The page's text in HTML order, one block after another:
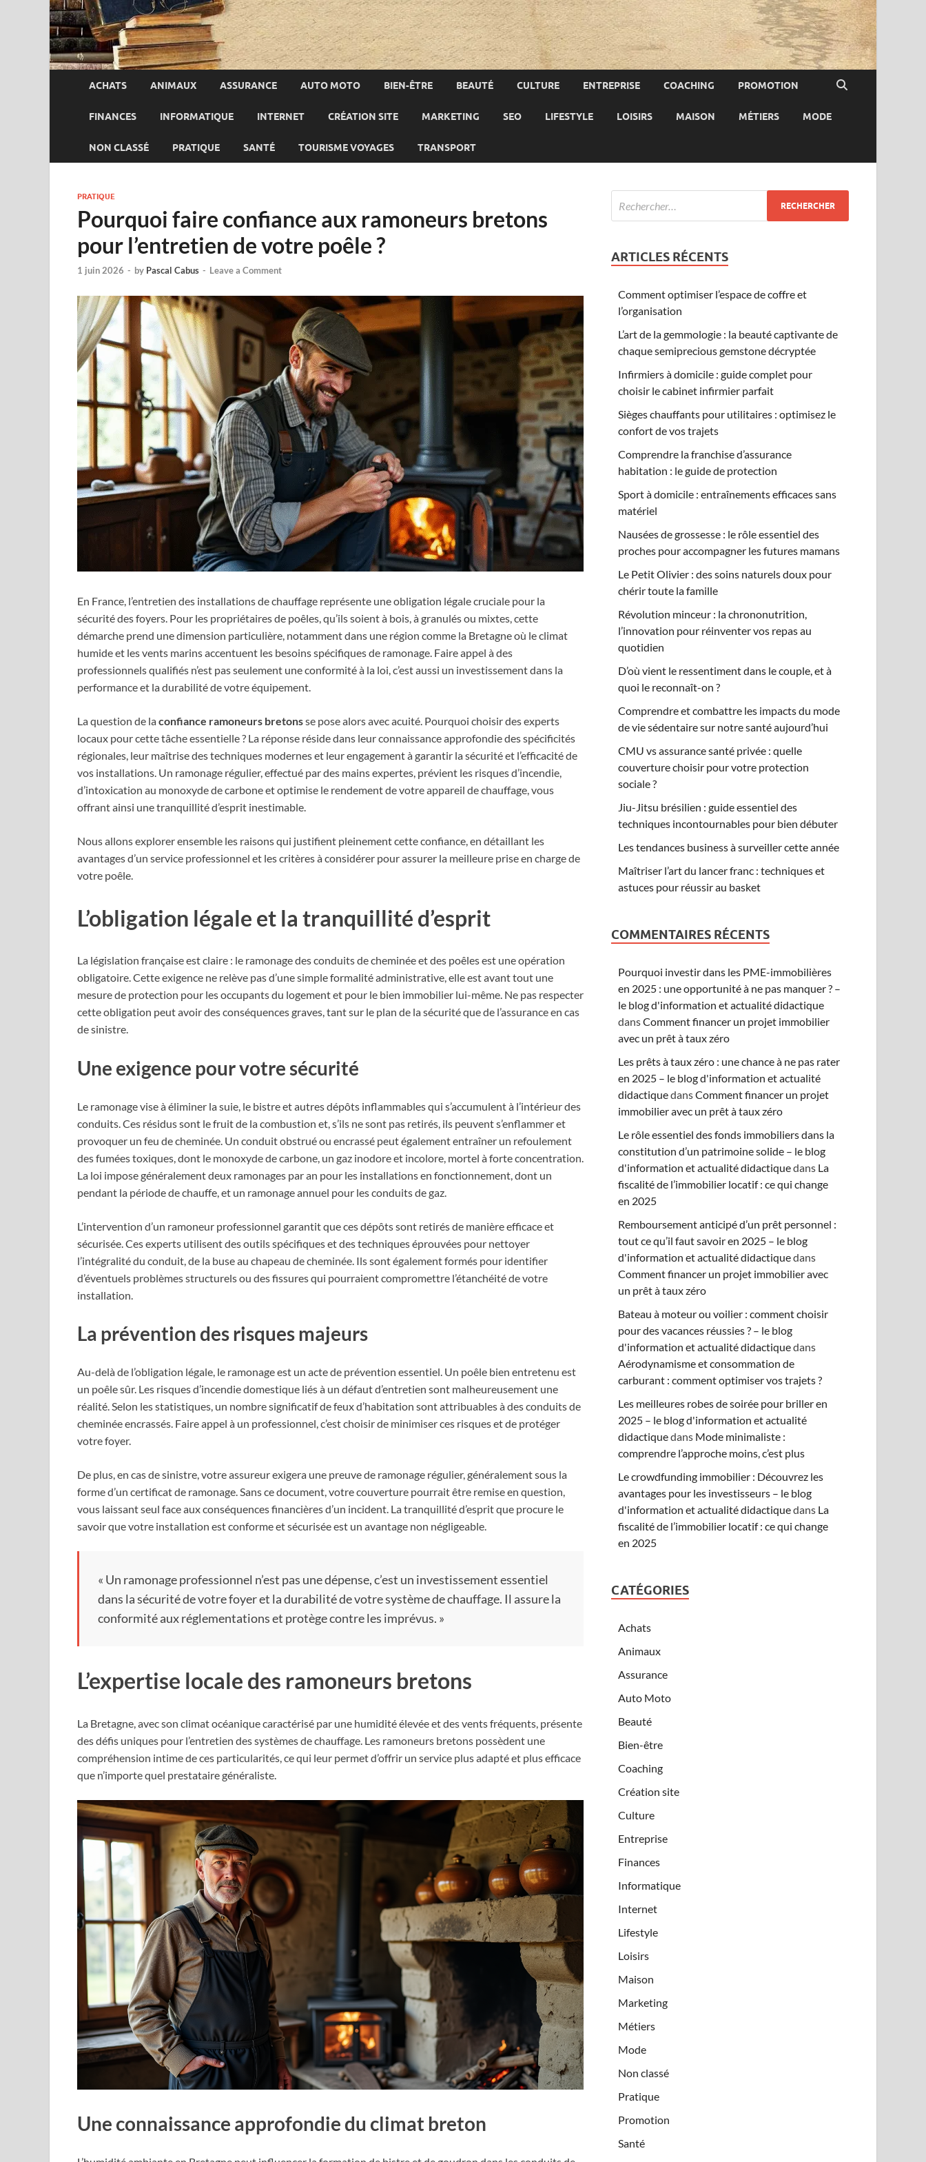
ACHATS ANIMAUX ASSURANCE AUTO MOTO BIEN-ÊTRE BEAUTÉ CULTURE ENTREPRISE COACHING PROMOTION
FINANCES INFORMATIQUE INTERNET CRÉATION SITE MARKETING SEO LIFESTYLE LOISIRS MAISON MÉTIERS MODE
NON CLASSÉ PRATIQUE SANTÉ TOURISME VOYAGES TRANSPORT
PRATIQUE
Pourquoi faire confiance aux ramoneurs bretons
pour l’entretien de votre poêle ?
1 juin 2026 - by Pascal Cabus - Leave a Comment
En France, l’entretien des installations de chauffage représente une obligation légale cruciale pour la
sécurité des foyers. Pour les propriétaires de poêles, qu’ils soient à bois, à granulés ou mixtes, cette
démarche prend une dimension particulière, notamment dans une région comme la Bretagne où le climat
humide et les vents marins accentuent les besoins spécifiques de ramonage. Faire appel à des
professionnels qualifiés n’est pas seulement une conformité à la loi, c’est aussi un investissement dans la
performance et la durabilité de votre équipement.
La question de laconfiance ramoneurs bretonsse pose alors avec acuité. Pourquoi choisir des experts
locaux pour cette tâche essentielle ? La réponse réside dans leur connaissance approfondie des spécificités
régionales, leur maîtrise des techniques modernes et leur engagement à garantir la sécurité et l’efficacité de
vos installations. Un ramonage régulier, effectué par des mains expertes, prévient les risques d’incendie,
d’intoxication au monoxyde de carbone et optimise le rendement de votre appareil de chauffage, vous
offrant ainsi une tranquillité d’esprit inestimable.
Nous allons explorer ensemble les raisons qui justifient pleinement cette confiance, en détaillant les
avantages d’un service professionnel et les critères à considérer pour assurer la meilleure prise en charge de
votre poêle.
L’obligation légale et la tranquillité d’esprit
La législation française est claire : le ramonage des conduits de cheminée et des poêles est une opération
obligatoire. Cette exigence ne relève pas d’une simple formalité administrative, elle est avant tout une
mesure de protection pour les occupants du logement et pour le bien immobilier lui-même. Ne pas respecter
cette obligation peut avoir des conséquences graves, tant sur le plan de la sécurité que de l’assurance en cas
de sinistre.
Une exigence pour votre sécurité
Le ramonage vise à éliminer la suie, le bistre et autres dépôts inflammables qui s’accumulent à l’intérieur des
conduits. Ces résidus sont le fruit de la combustion et, s’ils ne sont pas retirés, ils peuvent s’enflammer et
provoquer un feu de cheminée. Un conduit obstrué ou encrassé peut également entraîner un refoulement
des fumées toxiques, dont le monoxyde de carbone, un gaz inodore et incolore, mortel à forte concentration.
La loi impose généralement deux ramonages par an pour les installations en fonctionnement, dont un
pendant la période de chauffe, et un ramonage annuel pour les conduits de gaz.
L’intervention d’un ramoneur professionnel garantit que ces dépôts sont retirés de manière efficace et
sécurisée. Ces experts utilisent des outils spécifiques et des techniques éprouvées pour nettoyer
l’intégralité du conduit, de la buse au chapeau de cheminée. Ils sont également formés pour identifier
d’éventuels problèmes structurels ou des fissures qui pourraient compromettre l’étanchéité de votre
installation.
La prévention des risques majeurs
Au-delà de l’obligation légale, le ramonage est un acte de prévention essentiel. Un poêle bien entretenu est
un poêle sûr. Les risques d’incendie domestique liés à un défaut d’entretien sont malheureusement une
réalité. Selon les statistiques, un nombre significatif de feux d’habitation sont attribuables à des conduits de
cheminée encrassés. Faire appel à un professionnel, c’est choisir de minimiser ces risques et de protéger
votre foyer.
De plus, en cas de sinistre, votre assureur exigera une preuve de ramonage régulier, généralement sous la
forme d’un certificat de ramonage. Sans ce document, votre couverture pourrait être remise en question,
vous laissant seul face aux conséquences financières d’un incident. La tranquillité d’esprit que procure le
savoir que votre installation est conforme et sécurisée est un avantage non négligeable.
« Un ramonage professionnel n’est pas une dépense, c’est un investissement essentiel
dans la sécurité de votre foyer et la durabilité de votre système de chauffage. Il assure la
conformité aux réglementations et protège contre les imprévus. »
L’expertise locale des ramoneurs bretons
La Bretagne, avec son climat océanique caractérisé par une humidité élevée et des vents fréquents, présente
des défis uniques pour l’entretien des systèmes de chauffage. Les ramoneurs bretons possèdent une
compréhension intime de ces particularités, ce qui leur permet d’offrir un service plus adapté et plus efficace
que n’importe quel prestataire généraliste.
Une connaissance approfondie du climat breton
ARTICLES RÉCENTS
Comment optimiser l’espace de coffre et
l’organisation
L’art de la gemmologie : la beauté captivante de
chaque semiprecious gemstone décryptée
Infirmiers à domicile : guide complet pour
choisir le cabinet infirmier parfait
Sièges chauffants pour utilitaires : optimisez le
confort de vos trajets
Comprendre la franchise d’assurance
habitation : le guide de protection
Sport à domicile : entraînements efficaces sans
matériel
Nausées de grossesse : le rôle essentiel des
proches pour accompagner les futures mamans
Le Petit Olivier : des soins naturels doux pour
chérir toute la famille
Révolution minceur : la chrononutrition,
l’innovation pour réinventer vos repas au
quotidien
D’où vient le ressentiment dans le couple, et à
quoi le reconnaît-on ?
Comprendre et combattre les impacts du mode
de vie sédentaire sur notre santé aujourd’hui
CMU vs assurance santé privée : quelle
couverture choisir pour votre protection
sociale ?
Jiu-Jitsu brésilien : guide essentiel des
techniques incontournables pour bien débuter
Les tendances business à surveiller cette année
Maîtriser l’art du lancer franc : techniques et
astuces pour réussir au basket
COMMENTAIRES RÉCENTS
Pourquoi investir dans les PME-immobilières
en 2025 : une opportunité à ne pas manquer ? –
le blog d'information et actualité didactique
dansComment financer un projet immobilier
avec un prêt à taux zéro
Les prêts à taux zéro : une chance à ne pas rater
en 2025 – le blog d'information et actualité
didactiquedansComment financer un projet
immobilier avec un prêt à taux zéro
Le rôle essentiel des fonds immobiliers dans la
constitution d’un patrimoine solide – le blog
d'information et actualité didactiquedans La
fiscalité de l’immobilier locatif : ce qui change
en 2025
Remboursement anticipé d’un prêt personnel :
tout ce qu’il faut savoir en 2025 – le blog
d'information et actualité didactiquedans
Comment financer un projet immobilier avec
un prêt à taux zéro
Bateau à moteur ou voilier : comment choisir
pour des vacances réussies ? – le blog
d'information et actualité didactiquedans
Aérodynamisme et consommation de
carburant : comment optimiser vos trajets ?
Les meilleures robes de soirée pour briller en
2025 – le blog d'information et actualité
didactiquedans Mode minimaliste :
comprendre l’approche moins, c’est plus
Le crowdfunding immobilier : Découvrez les
avantages pour les investisseurs – le blog
d'information et actualité didactiquedans La
fiscalité de l’immobilier locatif : ce qui change
en 2025
CATÉGORIES
Achats
Animaux
Assurance
Auto Moto
Beauté
Bien-être
Coaching
Création site
Culture
Entreprise
Finances
Informatique
Internet
Lifestyle
Loisirs
Maison
Marketing
Métiers
Mode
Non classé
Pratique
Promotion
Santé